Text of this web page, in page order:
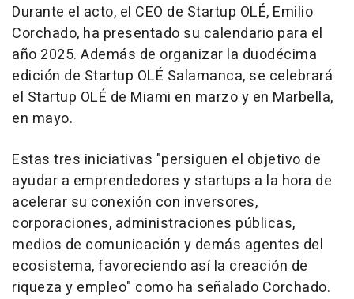
Durante el acto, el CEO de Startup OLÉ, Emilio
Corchado, ha presentado su calendario para el
año 2025. Además de organizar la duodécima
edición de Startup OLÉ Salamanca, se celebrará
el Startup OLÉ de Miami en marzo y en Marbella,
en mayo.
Estas tres iniciativas "persiguen el objetivo de
ayudar a emprendedores y startups a la hora de
acelerar su conexión con inversores,
corporaciones, administraciones públicas,
medios de comunicación y demás agentes del
ecosistema, favoreciendo así la creación de
riqueza y empleo" como ha señalado Corchado.